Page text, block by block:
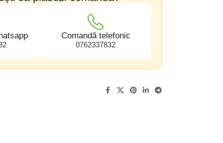
Comandă telefonic
0762337832